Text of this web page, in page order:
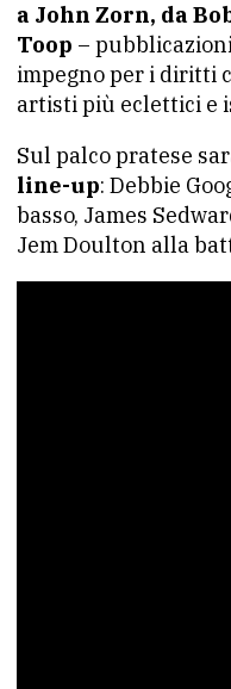
a John Zorn, da
Toop –
impegno per i diritti
artisti più eclettici e
Sul palco pratese
line-up: Debbie
basso, James
Jem Doulton alla